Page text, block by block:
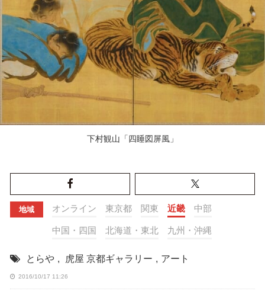
下村観山「四睡図屏風」
地域 オンライン 東京都 関東 近畿 中部
中国・四国 北海道・東北 九州・沖縄
とらや , 虎屋 京都ギャラリー , アート
2016/10/17 11:26